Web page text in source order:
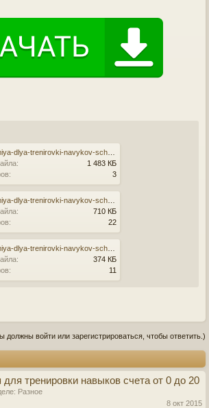
1 483 КБ
3
710 КБ
22
374 КБ
11
должны войти или зарегистрироваться, чтобы ответить.)
тренировки навыков счета от 0 до 20
Разное
8 окт 2015